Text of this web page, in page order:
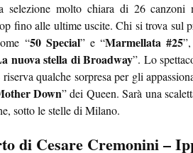
molto chiara di 26 canzoni
fino alle ultime uscite. Chi si trova sul
“50 Special” e “Marmellata #25
nuova stella di Broadway”. Lo
qualche sorpresa per gli
Down” dei Queen. Sarà una
sotto le stelle di Milano.
di Cesare Cremonini –